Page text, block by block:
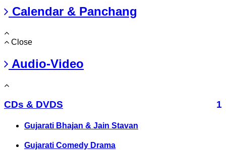
Calendar & Panchang
Close
Audio-Video
CDs & DVDS 1
Gujarati Bhajan & Jain Stavan
Gujarati Comedy Drama